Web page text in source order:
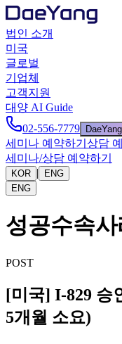
법인 소개
미국
글로벌
기업체
고객지원
대양 AI Guide
02-556-7779
세미나 예약하기 상담
세미나/상담 예약하기
KOR |
ENG
ENG
성공수속사
POST
[미국] I-829 승
5개월 소요)